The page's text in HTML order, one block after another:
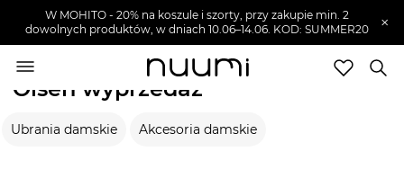
W MOHITO - 20% na koszule i szorty, przy zakupie min. 2
dowolnych produktów, w dniach 10.06–14.06. KOD: SUMMER20
×
Olsen wyprzedaż
Ubrania damskie Akcesoria damskie